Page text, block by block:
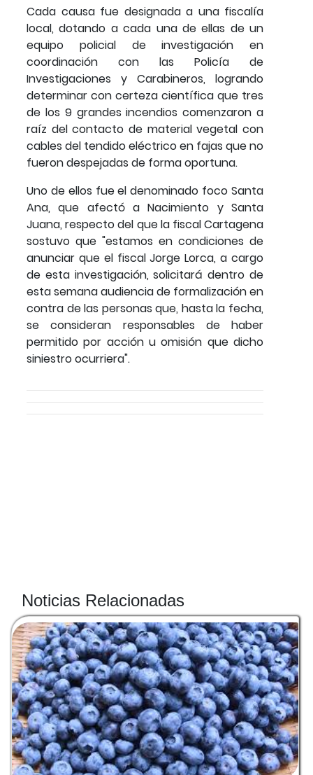
Cada causa fue designada a una fiscalía
local, dotando a cada una de ellas de un
equipo policial de investigación en
coordinación con las Policía de
Investigaciones y Carabineros, logrando
determinar con certeza científica que tres
de los 9 grandes incendios comenzaron a
raíz del contacto de material vegetal con
cables del tendido eléctrico en fajas que no
fueron despejadas de forma oportuna.
Uno de ellos fue el denominado foco Santa
Ana, que afectó a Nacimiento y Santa
Juana, respecto del que la fiscal Cartagena
sostuvo que "estamos en condiciones de
anunciar que el fiscal Jorge Lorca, a cargo
de esta investigación, solicitará dentro de
esta semana audiencia de formalización en
contra de las personas que, hasta la fecha,
se consideran responsables de haber
permitido por acción u omisión que dicho
siniestro ocurriera".
Noticias Relacionadas